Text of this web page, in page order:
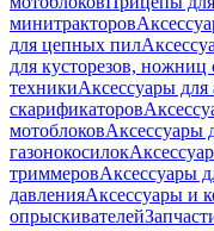
минитракторов
для цепных пил
для кусторезов, ножниц
техникиАксессуары для
скарификаторов
мотоблоковАксессуары
газонокосилок
триммеровАксессуары
давленияАксессуары и
опрыскивателей